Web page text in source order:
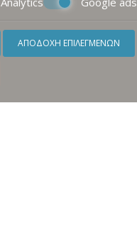
ΑΠΟΔΟΧΉ ΕΠΙΛΕΓΜΈΝΩΝ